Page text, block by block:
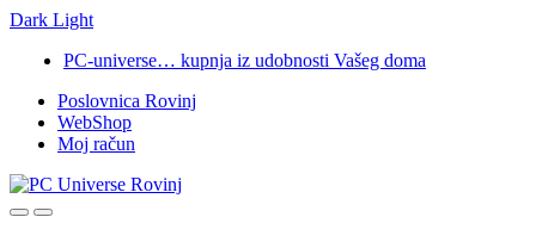
Dark Light
navigation
content
PC-universe… kupnja iz udobnosti Vašeg doma
Poslovnica Rovinj
WebShop
Moj račun
OpenClose